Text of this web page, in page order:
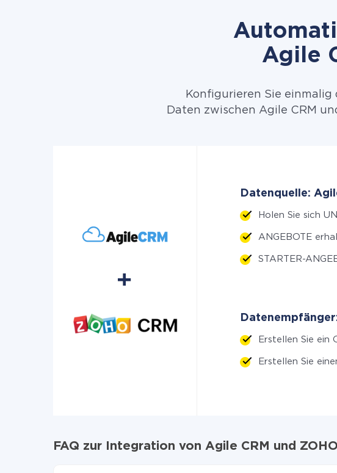
Agile
Konfigurieren Sie
Daten zwischen Agile CRM
Datenquelle:
Holen Sie sich
ANGEBOTE
STARTER-
Erstellen Sie ein
Erstellen Sie
FAQ zur Integration von Agile CRM und ZOHO